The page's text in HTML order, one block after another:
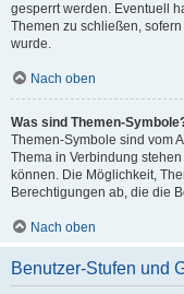
gesperrt werden. Eventuell
Themen zu schließen,
wurde.
Nach oben
Was sind Themen-
Themen-Symbole sind vom
Thema in Verbindung
können. Die Möglichkeit,
Berechtigungen ab, die die
Nach oben
Benutzer-Stufen und